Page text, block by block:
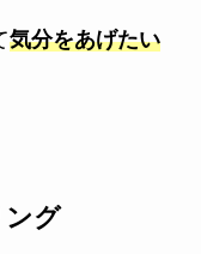
気分をあげたい
ング